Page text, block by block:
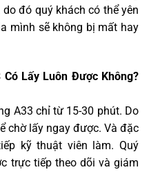
đó quý khách có thể yên
mình sẽ không bị mất hay
Lấy Luôn Được Không?
A33 chỉ từ 15-30 phút. Do
chờ lấy ngay được. Và đặc
kỹ thuật viên làm. Quý
trực tiếp theo dõi và giám